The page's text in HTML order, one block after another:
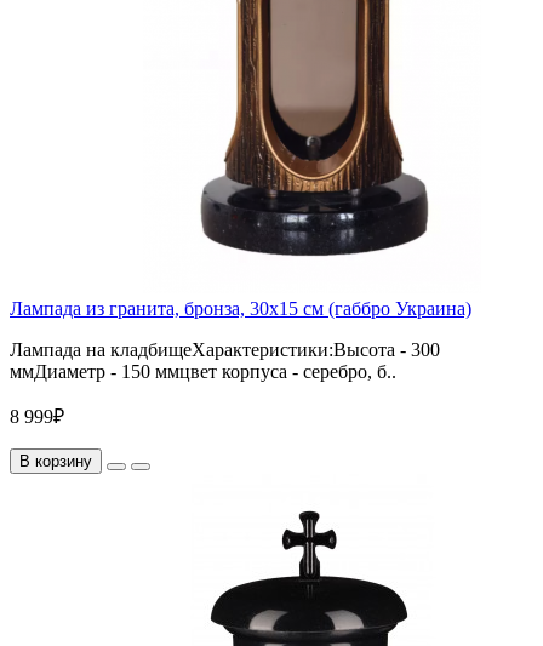
Лампада из гранита, бронза, 30х15 см (габбро Украина)
Лампада на кладбищеХарактеристики:Высота - 300
ммДиаметр - 150 ммцвет корпуса - серебро, б..
8 999₽
В корзину